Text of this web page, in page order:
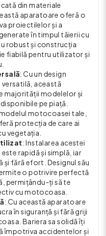
din materiale
aparatoare oferă o
proiectilelor și a
în timpul tăierii cu
robust și construcția
fiabilă pentru utilizator și
: Cu un design
această
majorității modelelor și
pe piață.
motocoasei tale,
protecția de care ai
vegetația.
: Instalarea acestei
rapidă și simplă, iar
și fără efort. Designul său
o potrivire perfectă
permițându-ți să te
cu motocoasa.
: Cu această aparatoare
în siguranță și fără griji
Bariera sa solidă îți
împotriva accidentelor și